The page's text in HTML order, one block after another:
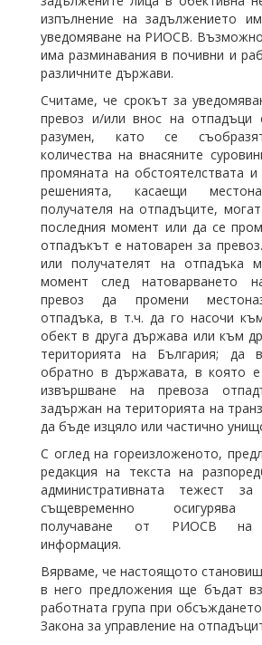
изпълнение на задължението
уведомяване на РИОСВ.
има разминавания в почивни и
различните държави.
Считаме, че срокът за
превоз и/или внос на отпадъци
разумен, като се
количества на внасяните
промяната на обстоятелствата
решенията, касаещи
получателя на отпадъците,
последния момент или да се
отпадъкът е натоварен за
или получателят на отпадъка
момент след натоварването
превоз да промени
отпадъка, в т.ч. да го насочи
обект в друга държава или към
територията на България; да
обратно в държавата, в която е
извършване на превоза
задържан на територията на
да бъде изцяло или частично
С оглед на гореизложеното,
редакция на текста на
административната тежест
същевременно осигурява
получаване от РИОСВ на
информация.
Вярваме, че настоящото
в него предложения ще бъдат
работната група при
Закона за управление на